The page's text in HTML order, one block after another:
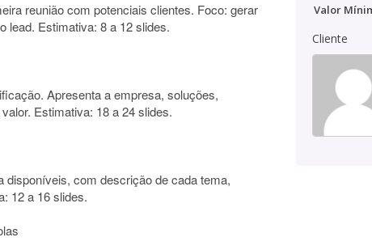
reunião com potenciais clientes. Foco: gerar
lead. Estimativa: 8 a 12 slides.
Apresenta a empresa, soluções,
Estimativa: 18 a 24 slides.
disponíveis, com descrição de cada tema,
12 a 16 slides.
Valor
Cliente